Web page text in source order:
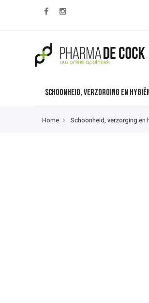
Schoonheid, verzorging en
Home Schoonheid, verzorging en